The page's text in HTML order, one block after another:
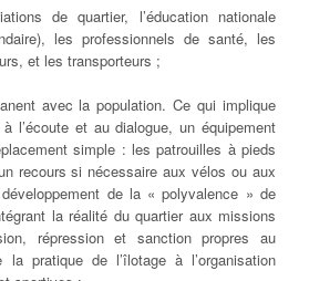
de quartier, l’éducation nationale
les professionnels de santé, les
et les transporteurs ;
avec la population. Ce qui implique
l’écoute et au dialogue, un équipement
simple : les patrouilles à pieds
recours si nécessaire aux vélos ou aux
de la « polyvalence » de
la réalité du quartier aux missions
répression et sanction propres au
pratique de l’îlotage à l’organisation